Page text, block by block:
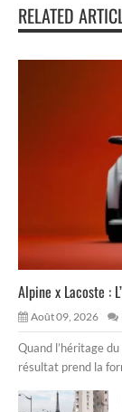
RELATED
Alpine x Lacoste :
Août 09, 2026
Quand l’héritage
résultat prend la